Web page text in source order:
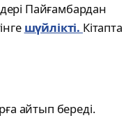
Пайғамбардан
шүйлікті. Кітапта
айтып береді.